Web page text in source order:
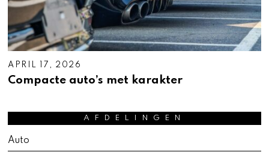
APRIL 17, 2026
P
R
1
7
Compacte auto’s met karakter
AFDELINGEN
Auto